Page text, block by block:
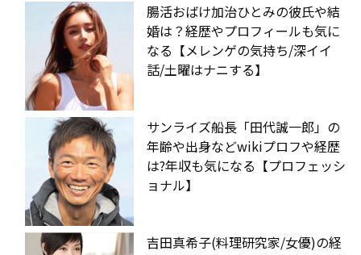
腸活おばけ加治ひとみの彼氏や結
婚は？経歴やプロフィールも気に
なる【メレンゲの気持ち/深イイ
話/土曜はナニする】
サンライズ船長「田代誠一郎」の
年齢や出身などwikiプロフや経歴
は?年収も気になる【プロフェッシ
ョナル】
吉田真希子(料理研究家/女優)の経